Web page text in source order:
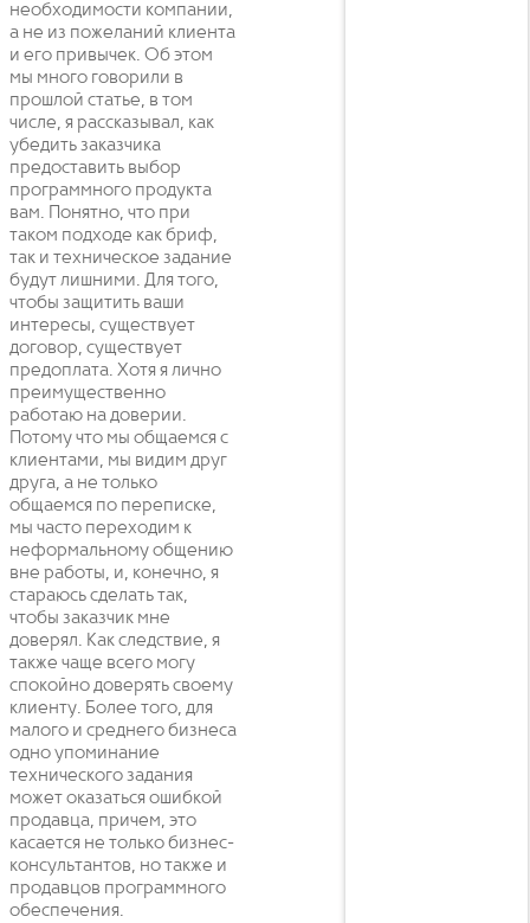
необходимости компании,
а не из пожеланий клиента
и его привычек. Об этом
мы много говорили в
прошлой статье, в том
числе, я рассказывал, как
убедить заказчика
предоставить выбор
программного продукта
вам. Понятно, что при
таком подходе как бриф,
так и техническое задание
будут лишними. Для того,
чтобы защитить ваши
интересы, существует
договор, существует
предоплата. Хотя я лично
преимущественно
работаю на доверии.
Потому что мы общаемся с
клиентами, мы видим друг
друга, а не только
общаемся по переписке,
мы часто переходим к
неформальному общению
вне работы, и, конечно, я
стараюсь сделать так,
чтобы заказчик мне
доверял. Как следствие, я
также чаще всего могу
спокойно доверять своему
клиенту. Более того, для
малого и среднего бизнеса
одно упоминание
технического задания
может оказаться ошибкой
продавца, причем, это
касается не только бизнес-
консультантов, но также и
продавцов программного
обеспечения.